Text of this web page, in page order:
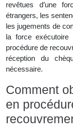
revêtues d’une
étrangers, les
les jugements de
la force
procédure de
réception du
nécessaire.
Comment
en